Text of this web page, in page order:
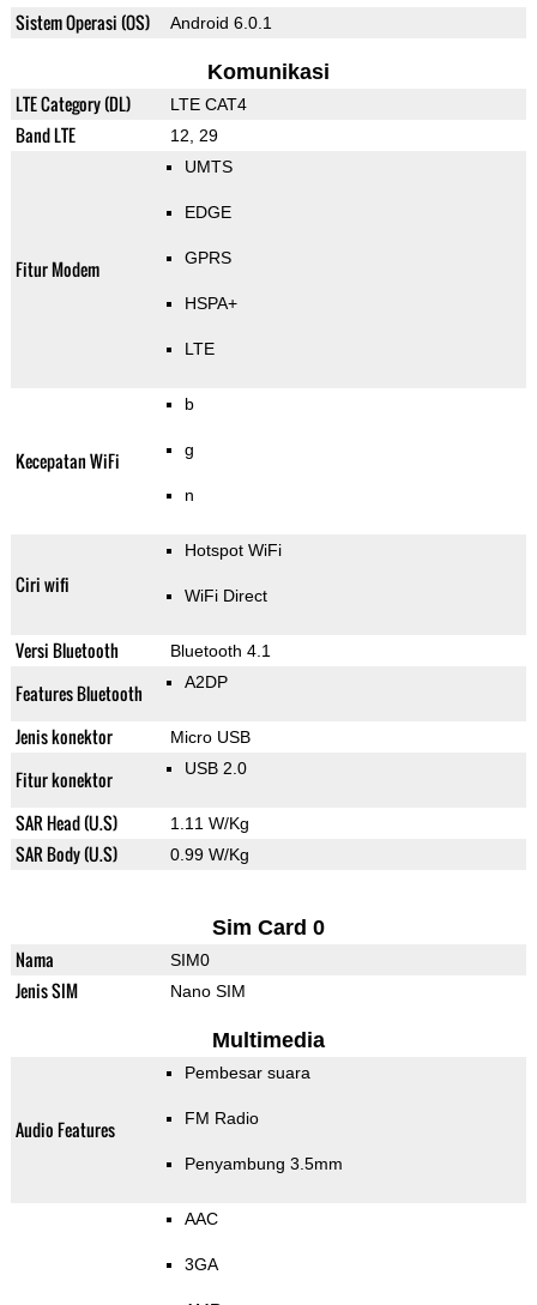
Sistem Operasi (OS) Android 6.0.1
Komunikasi
LTE Category (DL) LTE CAT4
Band LTE 12, 29
Fitur Modem
UMTS
EDGE
GPRS
HSPA+
LTE
Kecepatan WiFi
b
g
n
Ciri wifi
Hotspot WiFi
WiFi Direct
Versi Bluetooth Bluetooth 4.1
Features Bluetooth A2DP
Jenis konektor Micro USB
Fitur konektor USB 2.0
SAR Head (U.S) 1.11 W/Kg
SAR Body (U.S) 0.99 W/Kg
Sim Card 0
Nama SIM0
Jenis SIM Nano SIM
Multimedia
Audio Features
Pembesar suara
FM Radio
Penyambung 3.5mm
AAC
3GA